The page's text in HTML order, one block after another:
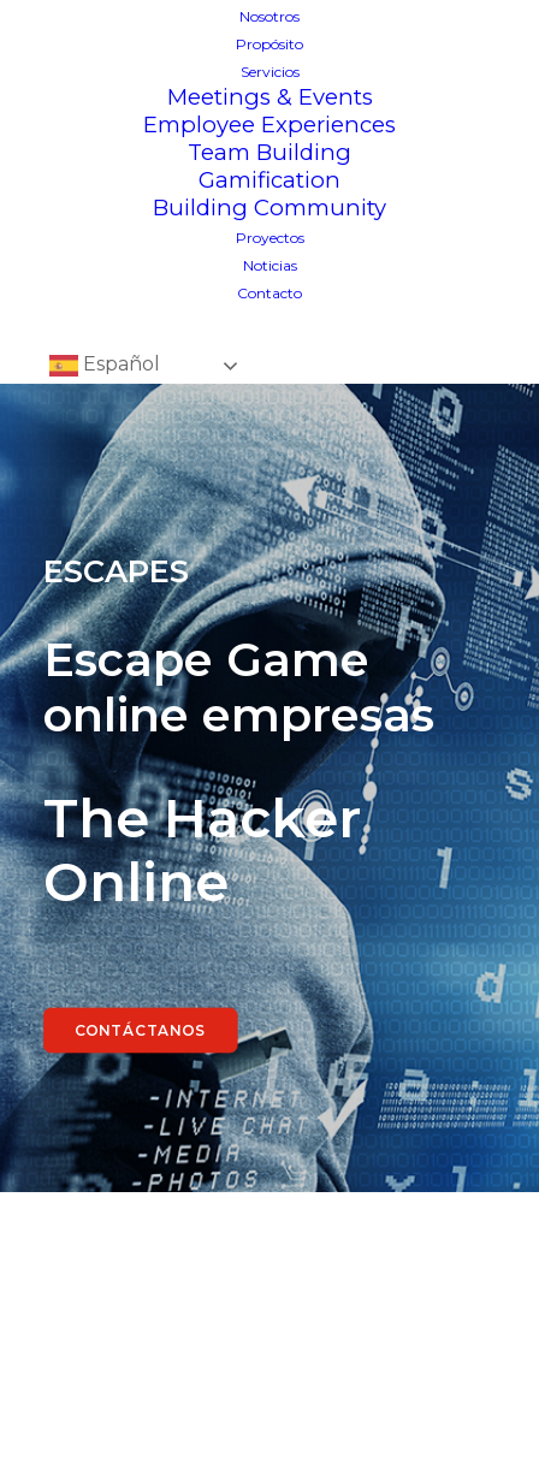
Nosotros
Propósito
Servicios
Meetings & Events
Employee Experiences
Team Building
Gamification
Building Community
Proyectos
Noticias
Contacto
Español
ESCAPES
Escape Game
online empresas
The Hacker
Online
CONTÁCTANOS